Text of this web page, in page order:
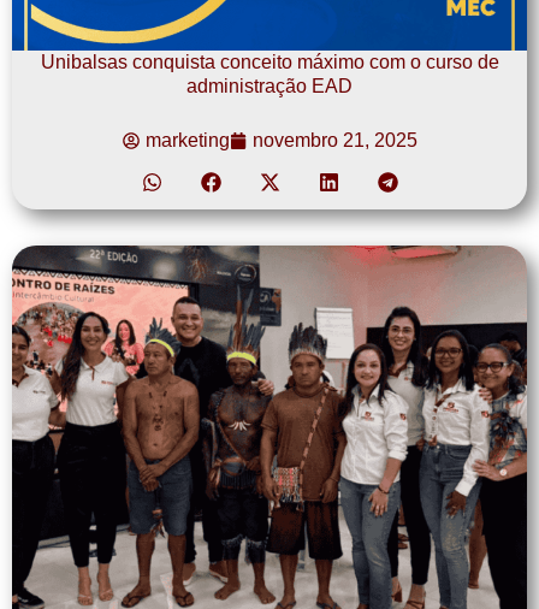
Unibalsas conquista conceito máximo com o curso de
administração EAD
marketing novembro 21, 2025